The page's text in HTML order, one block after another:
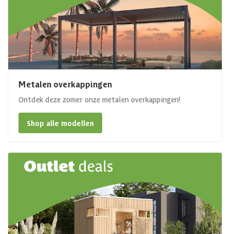
Metalen overkappingen
Ontdek deze zomer onze metalen overkappingen!
Shop alle modellen